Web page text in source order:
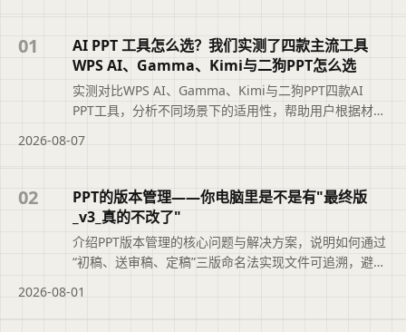
01
AI PPT 工具怎么选？我们实测了四款主流工具
WPS AI、Gamma、Kimi与二狗PPT怎么选
实测对比WPS AI、Gamma、Kimi与二狗PPT四款AI
PPT工具，分析不同场景下的适用性，帮助用户根据材料
目追求综合排名。摘要依据标题与正文整理，概括页面
断文章是否符合当前需求，再查看完整原文。
2026-08-07
02
PPT的版本管理——你电脑里是不是有"最终版
_v3_真的不改了"
介绍PPT版本管理的核心问题与解决方案，说明如何通过
“初稿、送审稿、定稿”三版命名法实现文件可追溯，避免
大纲版本记录功能，帮助职场人快速定位正确文件，提
2026-08-01